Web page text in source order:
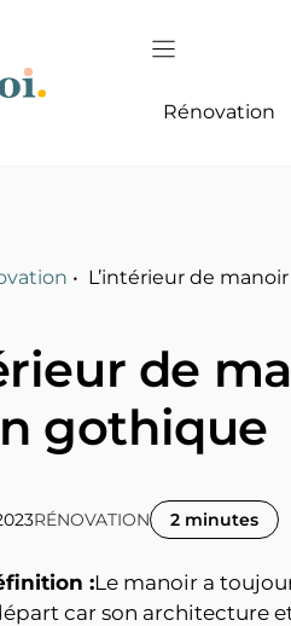
Rénovation
• L’intérieur de
de
gothique
RÉNOVATION 2 minutes
:Le manoir a
car son architecture